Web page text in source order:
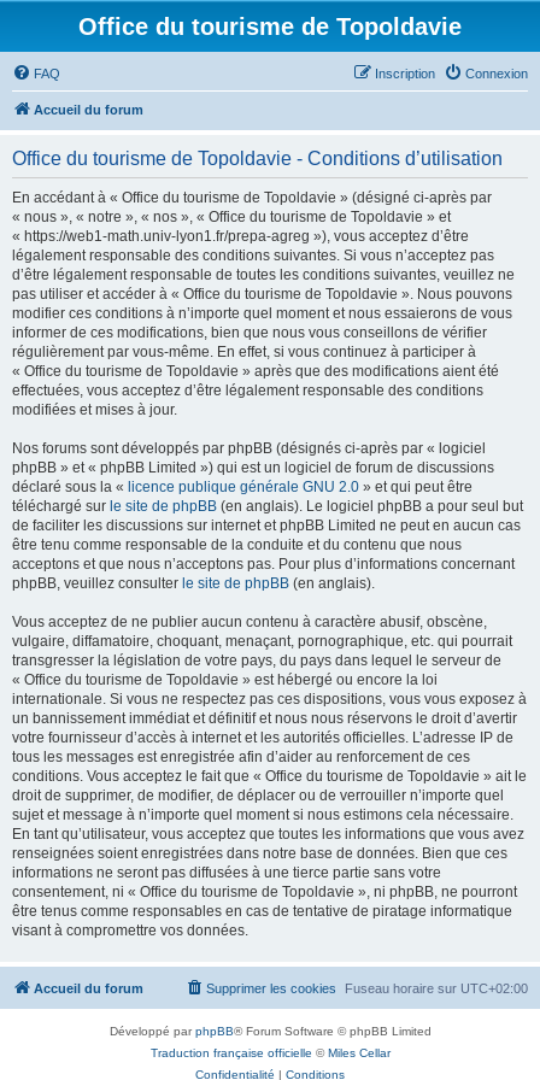
Office du tourisme de Topoldavie
FAQ Connexion
Inscription
Accueil du forum
Office du tourisme de Topoldavie - Conditions d’utilisation
En accédant à « Office du tourisme de Topoldavie » (désigné ci-après par
« nous », « notre », « nos », « Office du tourisme de Topoldavie » et
« https://web1-math.univ-lyon1.fr/prepa-agreg »), vous acceptez d’être
légalement responsable des conditions suivantes. Si vous n’acceptez pas
d’être légalement responsable de toutes les conditions suivantes, veuillez ne
pas utiliser et accéder à « Office du tourisme de Topoldavie ». Nous pouvons
modifier ces conditions à n’importe quel moment et nous essaierons de vous
informer de ces modifications, bien que nous vous conseillons de vérifier
régulièrement par vous-même. En effet, si vous continuez à participer à
« Office du tourisme de Topoldavie » après que des modifications aient été
effectuées, vous acceptez d’être légalement responsable des conditions
modifiées et mises à jour.
Nos forums sont développés par phpBB (désignés ci-après par « logiciel
phpBB » et « phpBB Limited ») qui est un logiciel de forum de discussions
déclaré sous la « licence publique générale GNU 2.0 » et qui peut être
téléchargé sur le site de phpBB (en anglais). Le logiciel phpBB a pour seul but
de faciliter les discussions sur internet et phpBB Limited ne peut en aucun cas
être tenu comme responsable de la conduite et du contenu que nous
acceptons et que nous n’acceptons pas. Pour plus d’informations concernant
phpBB, veuillez consulter le site de phpBB (en anglais).
Vous acceptez de ne publier aucun contenu à caractère abusif, obscène,
vulgaire, diffamatoire, choquant, menaçant, pornographique, etc. qui pourrait
transgresser la législation de votre pays, du pays dans lequel le serveur de
« Office du tourisme de Topoldavie » est hébergé ou encore la loi
internationale. Si vous ne respectez pas ces dispositions, vous vous exposez à
un bannissement immédiat et définitif et nous nous réservons le droit d’avertir
votre fournisseur d’accès à internet et les autorités officielles. L’adresse IP de
tous les messages est enregistrée afin d’aider au renforcement de ces
conditions. Vous acceptez le fait que « Office du tourisme de Topoldavie » ait le
droit de supprimer, de modifier, de déplacer ou de verrouiller n’importe quel
sujet et message à n’importe quel moment si nous estimons cela nécessaire.
En tant qu’utilisateur, vous acceptez que toutes les informations que vous avez
renseignées soient enregistrées dans notre base de données. Bien que ces
informations ne seront pas diffusées à une tierce partie sans votre
consentement, ni « Office du tourisme de Topoldavie », ni phpBB, ne pourront
être tenus comme responsables en cas de tentative de piratage informatique
visant à compromettre vos données.
Accueil du forum Fuseau horaire sur UTC+02:00
Supprimer les cookies
Développé parphpBB® Forum Software © phpBB Limited
Traduction française officielle ©Miles Cellar
Confidentialité | Conditions